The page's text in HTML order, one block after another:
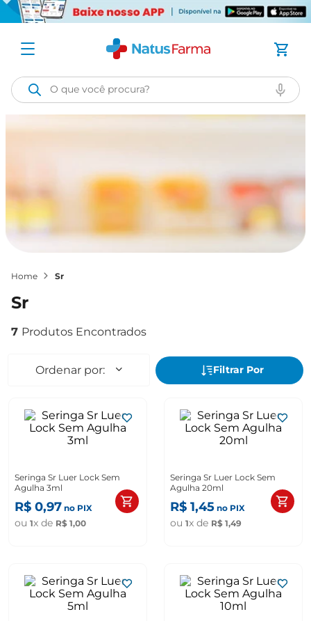
O que você procura?
sr
sr
7
Seringa Sr Luer Lock Sem
Agulha 3ml
R$ 0,97 no PIX
ou 1x de R$ 1,00
Seringa Sr Luer Lock Sem
Agulha 20ml
R$ 1,45 no PIX
ou 1x de R$ 1,49